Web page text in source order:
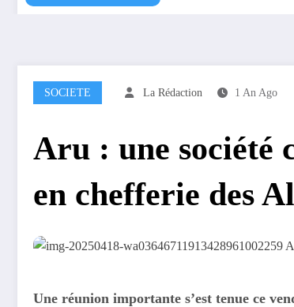
SOCIETE La Rédaction 1 An Ago
Aru : une société
en chefferie des
Une réunion importante s’est tenue ce